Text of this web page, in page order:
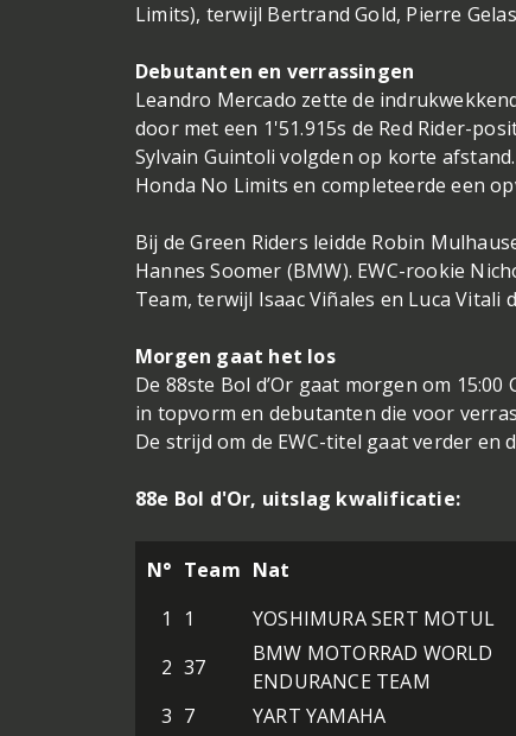
Limits), terwijl Bertrand Gold, Pierre
Debutanten en verrassingen
Leandro Mercado zette de
door met een 1'51.915s de Red Rider-
Sylvain Guintoli volgden op korte
Honda No Limits en completeerde een
Bij de Green Riders leidde Robin
Hannes Soomer (BMW). EWC-rookie
Team, terwijl Isaac Viñales en Luca Vitali
Morgen gaat het los
De 88ste Bol d’Or gaat morgen om
in topvorm en debutanten die voor
De strijd om de EWC-titel gaat verder
88e Bol d'Or, uitslag kwalificatie:
N° Team Nat
1
1 YOSHIMURA SERT MOTUL
2 37
BMW MOTORRAD WORLD
ENDURANCE TEAM
3 7 YART YAMAHA